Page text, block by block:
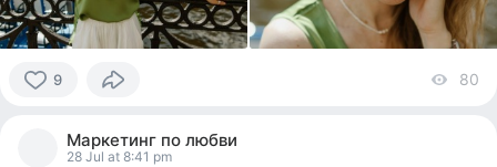
9 80
Маркетинг по любви
28 Jul at 8:41 pm